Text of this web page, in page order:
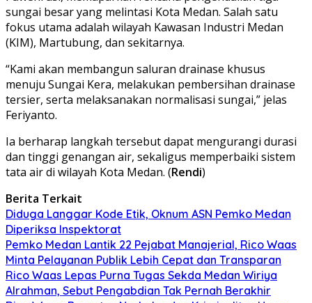
sungai besar yang melintasi Kota Medan. Salah satu
fokus utama adalah wilayah Kawasan Industri Medan
(KIM), Martubung, dan sekitarnya.
“Kami akan membangun saluran drainase khusus
menuju Sungai Kera, melakukan pembersihan drainase
tersier, serta melaksanakan normalisasi sungai,” jelas
Feriyanto.
Ia berharap langkah tersebut dapat mengurangi durasi
dan tinggi genangan air, sekaligus memperbaiki sistem
tata air di wilayah Kota Medan. (Rendi)
Berita Terkait
Diduga Langgar Kode Etik, Oknum ASN Pemko Medan
Diperiksa Inspektorat
Pemko Medan Lantik 22 Pejabat Manajerial, Rico Waas
Minta Pelayanan Publik Lebih Cepat dan Transparan
Rico Waas Lepas Purna Tugas Sekda Medan Wiriya
Alrahman, Sebut Pengabdian Tak Pernah Berakhir